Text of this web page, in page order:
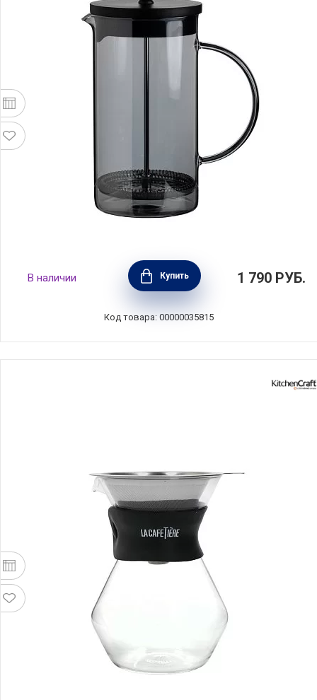
Френч-пресс 1 л, стекло+пластик, цвет
серый, Anna Lafarg, ANLAF-321702D
В наличии Купить 1 790 РУБ.
Код товара: 00000035815